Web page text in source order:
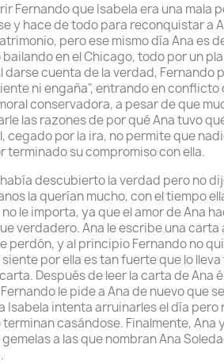
Fernando que Isabela era una mala
y hace de todo para reconquistar a
pero ese mismo día Ana es
bailando en el Chicago, todo por un
darse cuenta de la verdad, Fernando
ni engaña", entrando en conflicto
conservadora, a pesar de que
las razones de por qué Ana tuvo
cegado por la ira, no permite que
terminado su compromiso con ella.
descubierto la verdad pero no
la querían mucho, con el tiempo
le importa, ya que el amor de Ana
verdadero. Ana le escribe una carta
perdón, y al principio Fernando no
por ella es tan fuerte que lo
Después de leer la carta de Ana
le pide a Ana de nuevo que
Isabela intenta arruinarles el día pero
terminan casándose. Finalmente, Ana
a las que nombran Ana